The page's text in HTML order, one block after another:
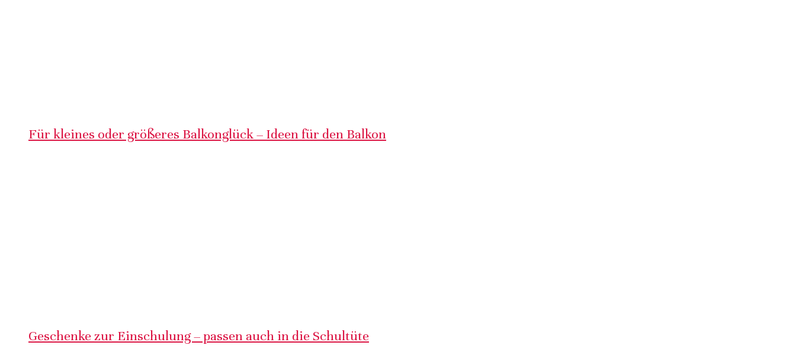
Für kleines oder größeres Balkonglück – Ideen für den Balkon
Geschenke zur Einschulung – passen auch in die Schultüte